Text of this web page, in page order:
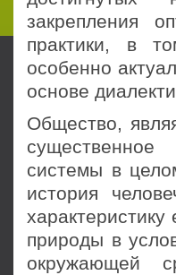
закрепления
практики, в
особенно
основе
Общество,
системы в
история
природы в
окружающей